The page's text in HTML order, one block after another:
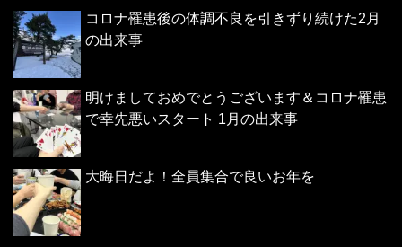
コロナ罹患後の体調不良を引きずり続けた2月
の出来事
明けましておめでとうございます＆コロナ罹患
で幸先悪いスタート 1月の出来事
大晦日だよ！全員集合で良いお年を